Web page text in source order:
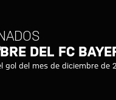
DEL FC
del mes de diciembre de